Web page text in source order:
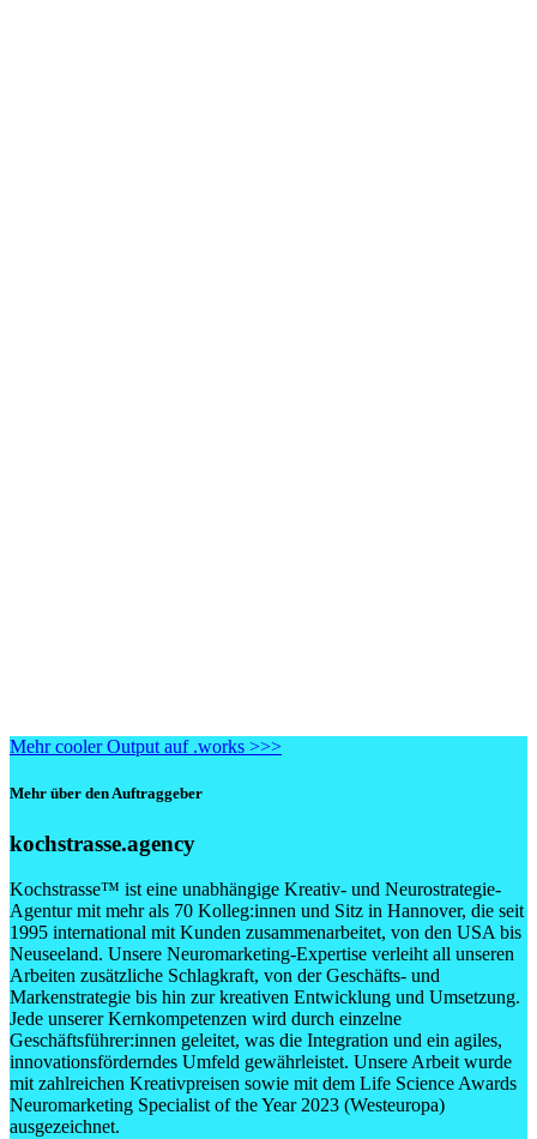
Mehr cooler Output auf .works >>>
Mehr über den Auftraggeber
kochstrasse.agency
Kochstrasse™ ist eine unabhängige Kreativ- und Neurostrategie-
Agentur mit mehr als 70 Kolleg:innen und Sitz in Hannover, die seit
1995 international mit Kunden zusammenarbeitet, von den USA bis
Neuseeland. Unsere Neuromarketing-Expertise verleiht all unseren
Arbeiten zusätzliche Schlagkraft, von der Geschäfts- und
Markenstrategie bis hin zur kreativen Entwicklung und Umsetzung.
Jede unserer Kernkompetenzen wird durch einzelne
Geschäftsführer:innen geleitet, was die Integration und ein agiles,
innovationsförderndes Umfeld gewährleistet. Unsere Arbeit wurde
mit zahlreichen Kreativpreisen sowie mit dem Life Science Awards
Neuromarketing Specialist of the Year 2023 (Westeuropa)
ausgezeichnet.